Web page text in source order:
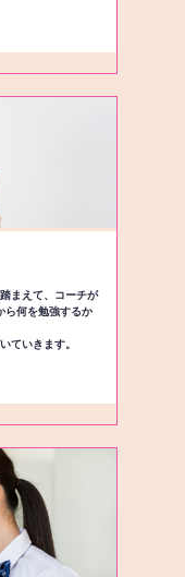
まえて、コーチが
ら何を勉強するか
ていきます。